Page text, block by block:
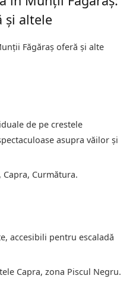
și altele
Făgăraș oferă și alte
de pe crestele
asupra văilor și
Capra, Curmătura.
accesibili pentru escaladă
Capra, zona Piscul Negru.